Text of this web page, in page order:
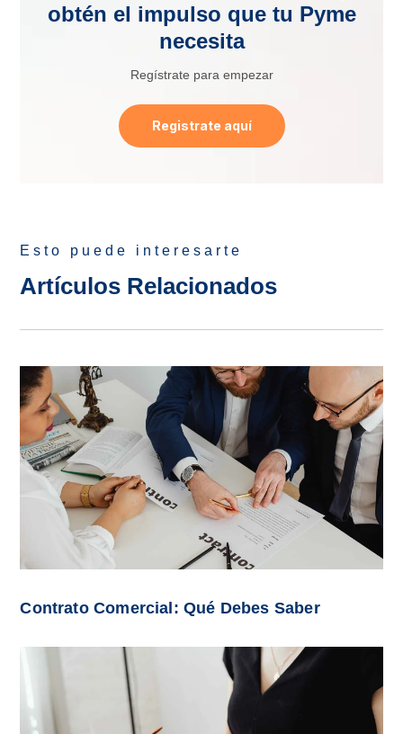
obtén el impulso que tu Pyme
necesita
Regístrate para empezar
Registrate aquí
Esto puede interesarte
Artículos Relacionados
Contrato Comercial: Qué Debes Saber